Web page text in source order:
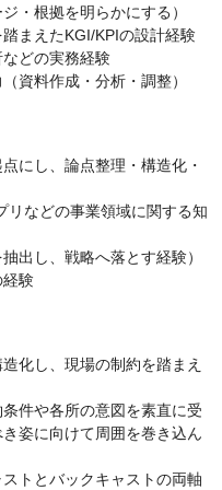
・根拠を明らかにする）
まえたKGI/KPIの設計経験
どの実務経験
資料作成・分析・調整）
にし、論点整理・構造化・
リなどの事業領域に関する知
出し、戦略へ落とす経験）
経験
化し、現場の制約を踏まえ
件や各所の意図を素直に受
姿に向けて周囲を巻き込ん
トとバックキャストの両軸